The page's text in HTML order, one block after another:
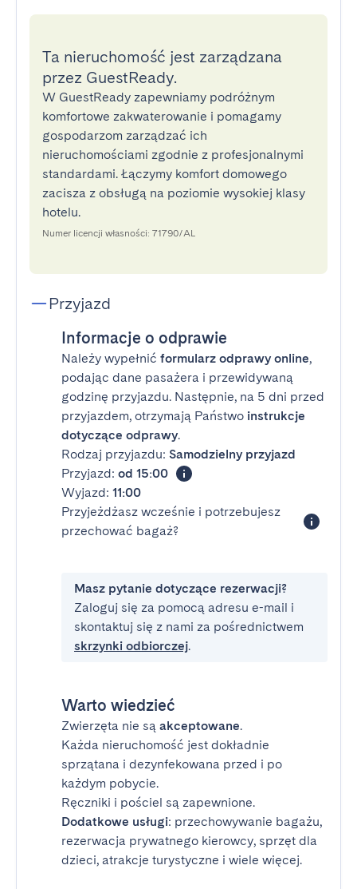
Ta nieruchomość jest zarządzana
przez GuestReady.
W GuestReady zapewniamy podróżnym
komfortowe zakwaterowanie i pomagamy
gospodarzom zarządzać ich
nieruchomościami zgodnie z profesjonalnymi
standardami. Łączymy komfort domowego
zacisza z obsługą na poziomie wysokiej klasy
hotelu.
Numer licencji własności: 71790/AL
Przyjazd
Informacje o odprawie
Należy wypełnić formularz odprawy online,
podając dane pasażera i przewidywaną
godzinę przyjazdu. Następnie, na 5 dni przed
przyjazdem, otrzymają Państwo instrukcje
dotyczące odprawy.
Rodzaj przyjazdu: Samodzielny przyjazd
Przyjazd: od 15:00
Wyjazd: 11:00
Przyjeżdżasz wcześnie i potrzebujesz
przechować bagaż?
Masz pytanie dotyczące rezerwacji?
Zaloguj się za pomocą adresu e-mail i
skontaktuj się z nami za pośrednictwem
skrzynki odbiorczej.
Warto wiedzieć
Zwierzęta nie są akceptowane.
Każda nieruchomość jest dokładnie
sprzątana i dezynfekowana przed i po
każdym pobycie.
Ręczniki i pościel są zapewnione.
Dodatkowe usługi: przechowywanie bagażu,
rezerwacja prywatnego kierowcy, sprzęt dla
dzieci, atrakcje turystyczne i wiele więcej.